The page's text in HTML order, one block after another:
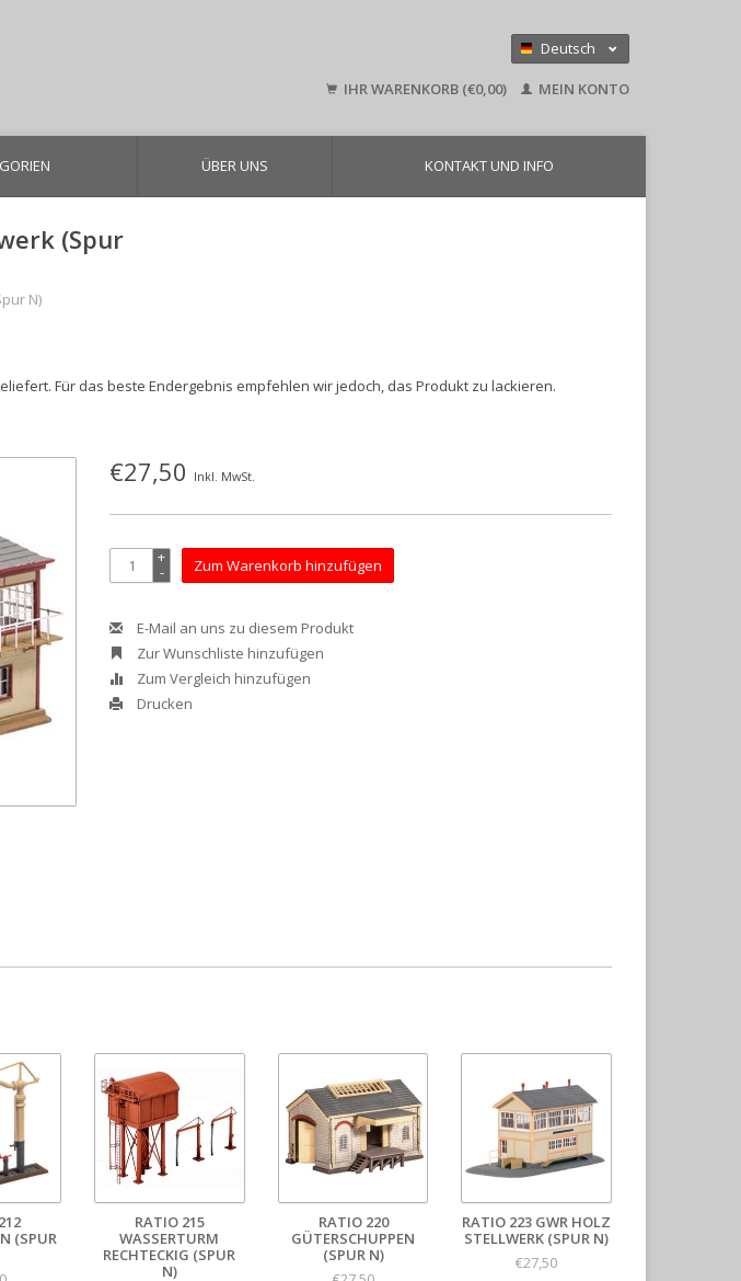
Deutsch
English
IHR WARENKORB (€0,00) MEIN KONTO
ÜBER UNS KONTAKT UND INFO
(Spur
N)
Für das beste Endergebnis empfehlen wir jedoch, das Produkt zu lackieren.
€27,50 Inkl. MwSt.
+
- Zum Warenkorb hinzufügen
E-Mail an uns zu diesem Produkt
Zur Wunschliste hinzufügen
Zum Vergleich hinzufügen
Drucken
(SPUR
RATIO 215
WASSERTURM
RECHTECKIG (SPUR
N)
RATIO 220
GÜTERSCHUPPEN
(SPUR N)
RATIO 223 GWR HOLZ
STELLWERK (SPUR N)
€27,50